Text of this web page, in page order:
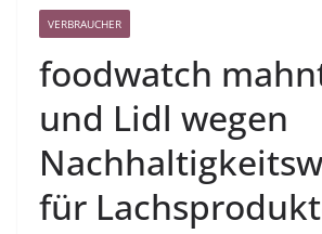
VERBRAUCHER
foodwatch
und Lidl wegen
für